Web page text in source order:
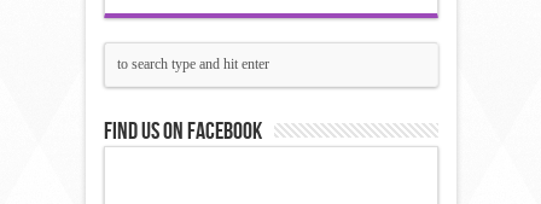
Find us on Facebook